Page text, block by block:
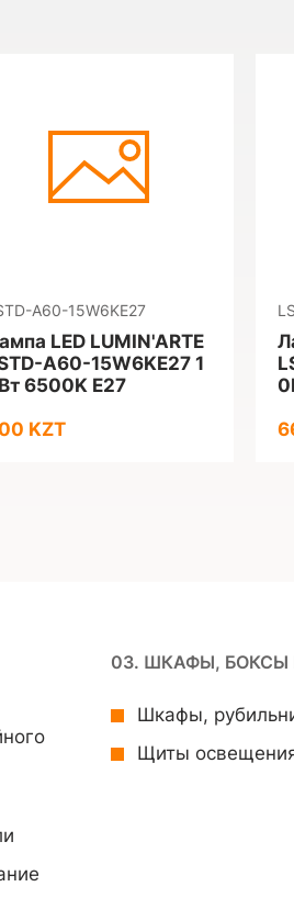
A60-15W6KE27
LED LUMIN'ARTE
A60-15W6KE27 1
6500K E27
KZT
03. ШКАФЫ, БОКСЫ
Шкафы,
Щиты